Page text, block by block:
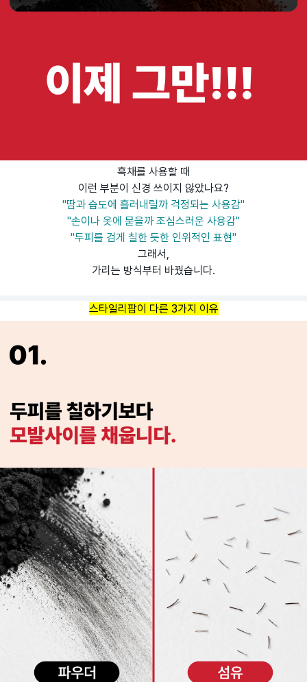
흑채를 사용할 때
이런 부분이 신경 쓰이지 않았나요?
"땀과 습도에 흘러내릴까 걱정되는 사용감"
"손이나 옷에 묻을까 조심스러운 사용감"
"두피를 검게 칠한 듯한 인위적인 표현"
그래서,
가리는 방식부터 바꿨습니다.
스타일리팝이 다른 3가지 이유